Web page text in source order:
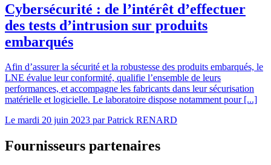
Cybersécurité : de l’intérêt d’effectuer
des tests d’intrusion sur produits
embarqués
Afin d’assurer la sécurité et la robustesse des produits embarqués, le
LNE évalue leur conformité, qualifie l’ensemble de leurs
performances, et accompagne les fabricants dans leur sécurisation
matérielle et logicielle. Le laboratoire dispose notamment pour [...]
Le mardi 20 juin 2023 parPatrick RENARD
Fournisseurs partenaires